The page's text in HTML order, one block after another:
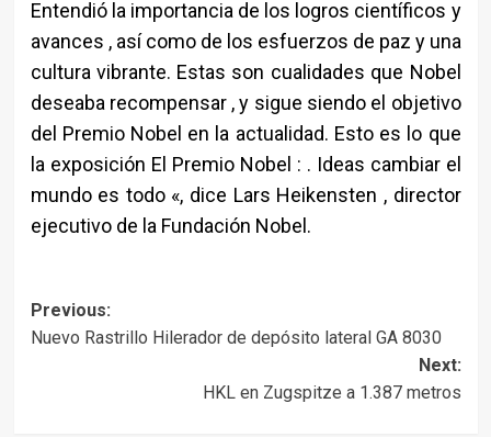
Entendió la importancia de los logros científicos y
avances , así como de los esfuerzos de paz y una
cultura vibrante. Estas son cualidades que Nobel
deseaba recompensar , y sigue siendo el objetivo
del Premio Nobel en la actualidad. Esto es lo que
la exposición El Premio Nobel : . Ideas cambiar el
mundo es todo «, dice Lars Heikensten , director
ejecutivo de la Fundación Nobel.
Post
Previous:
Nuevo Rastrillo Hilerador de depósito lateral GA 8030
Next:
HKL en Zugspitze a 1.387 metros